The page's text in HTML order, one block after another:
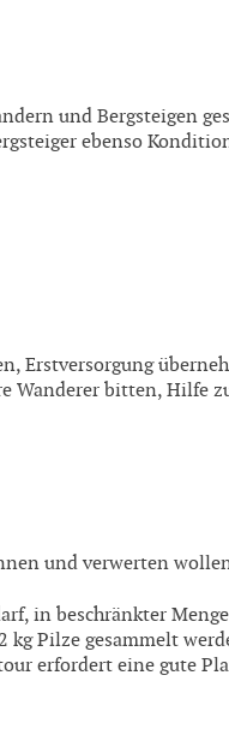
und Bergsteigen
ebenso
Erstversorgung
Wanderer bitten, Hilfe
und verwerten
in beschränkter
kg Pilze gesammelt
erfordert eine gute